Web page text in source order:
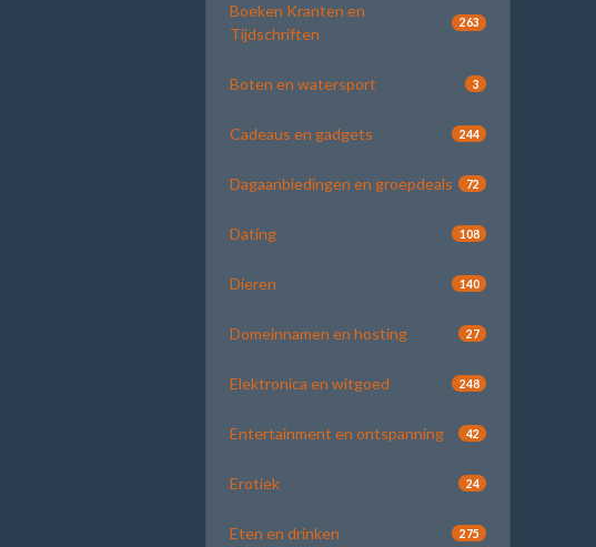
Boeken Kranten en
Tijdschriften
263
Boten en watersport 3
Cadeaus en gadgets 244
Dagaanbiedingen en groepdeals 72
Dating 108
Dieren 140
Domeinnamen en hosting 27
Elektronica en witgoed 248
Entertainment en ontspanning 42
Erotiek 24
Eten en drinken 275